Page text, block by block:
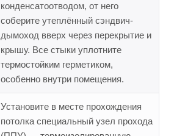
конденсатоотводом, от него
соберите утеплённый сэндвич-
дымоход вверх через перекрытие и
крышу. Все стыки уплотните
термостойким герметиком,
особенно внутри помещения.
Установите в месте прохождения
потолка специальный узел прохода